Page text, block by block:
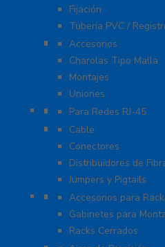
Fijación
Tubería PVC /
Charola
Accesorios
Charolas Tipo Malla
Montajes
Uniones
Conectores
Para Redes RJ-45
Fibra Óptica
Cable
Conectores
Distribuidores de
Jumpers y Pigtails
Rack y Gabinetes
Accesorios para
Gabinetes para
Racks Cerrados